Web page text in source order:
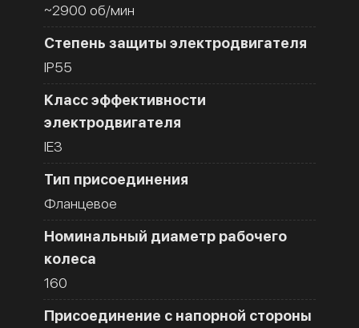
~2900 об/мин
Степень защиты электродвигателя
IP55
Класс эффективности
электродвигателя
IE3
Тип присоединения
Фланцевое
Номинальный диаметр рабочего
колеса
160
Присоединение с напорной стороны